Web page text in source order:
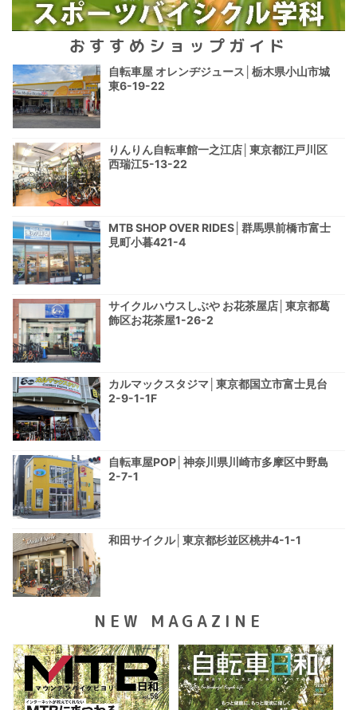
おすすめショップガイド
自転車屋 オレンヂジュース│栃木県小山市城
東6-19-22
りんりん自転車館一之江店│東京都江戸川区
西瑞江5-13-22
MTB SHOP OVER RIDES│群馬県前橋市富士
見町小暮421-4
サイクルハウスしぶや お花茶屋店│東京都葛
飾区お花茶屋1-26-2
カルマックスタジマ│東京都国立市富士見台
2-9-1-1F
自転車屋POP│神奈川県川崎市多摩区中野島
2-7-1
和田サイクル│東京都杉並区桃井4-1-1
NEW MAGAZINE